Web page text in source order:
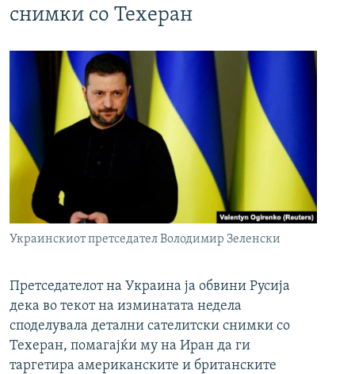
снимки со Техеран
Украинскиот претседател Володимир Зеленски
Претседателот на Украина ја обвини Русија
дека во текот на изминатата недела
споделувала детални сателитски снимки со
Техеран, помагајќи му на Иран да ги
таргетира американските и британските